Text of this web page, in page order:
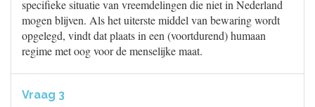
specifieke situatie van vreemdelingen die niet in Nederland
mogen blijven. Als het uiterste middel van bewaring wordt
opgelegd, vindt dat plaats in een (voortdurend) humaan
regime met oog voor de menselijke maat.
Vraag 3